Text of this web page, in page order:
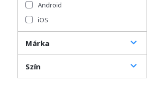
Android
iOS
Márka
Szín